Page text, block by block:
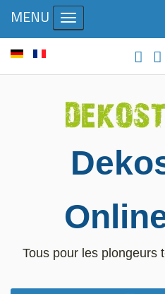
Tous pour les plongeurs
MENU Toggle navigation